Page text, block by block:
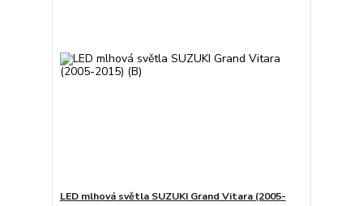
LED mlhová světla SUZUKI Grand Vitara (2005-